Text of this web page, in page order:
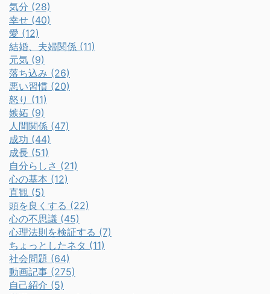
気分 (28)
幸せ (40)
愛 (12)
結婚、夫婦関係 (11)
元気 (9)
落ち込み (26)
悪い習慣 (20)
怒り (11)
嫉妬 (9)
人間関係 (47)
成功 (44)
成長 (51)
自分らしさ (21)
心の基本 (12)
直観 (5)
頭を良くする (22)
心の不思議 (45)
心理法則を検証する (7)
ちょっとしたネタ (11)
社会問題 (64)
動画記事 (275)
自己紹介 (5)